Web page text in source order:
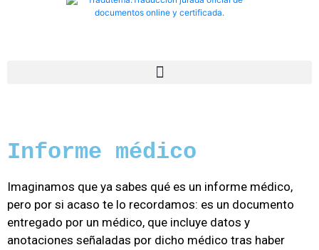
Informe médico
Imaginamos que ya sabes qué es un informe médico,
pero por si acaso te lo recordamos: es un documento
entregado por un médico, que incluye datos y
anotaciones señaladas por dicho médico tras haber